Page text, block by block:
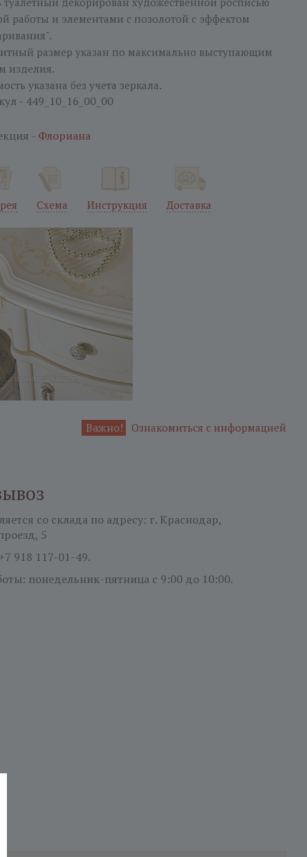
работы и элементами с позолотой с эффектом
размер указан по максимально выступающим
изделия.
указана без учета зеркала.
- 449_10_16_00_00
- Флориана
Схема Инструкция Доставка
Важно! Ознакомиться с информацией
со склада по адресу: г. Краснодар,
5
+7 918 117-01-49.
понедельник-пятница с 9:00 до 10:00.